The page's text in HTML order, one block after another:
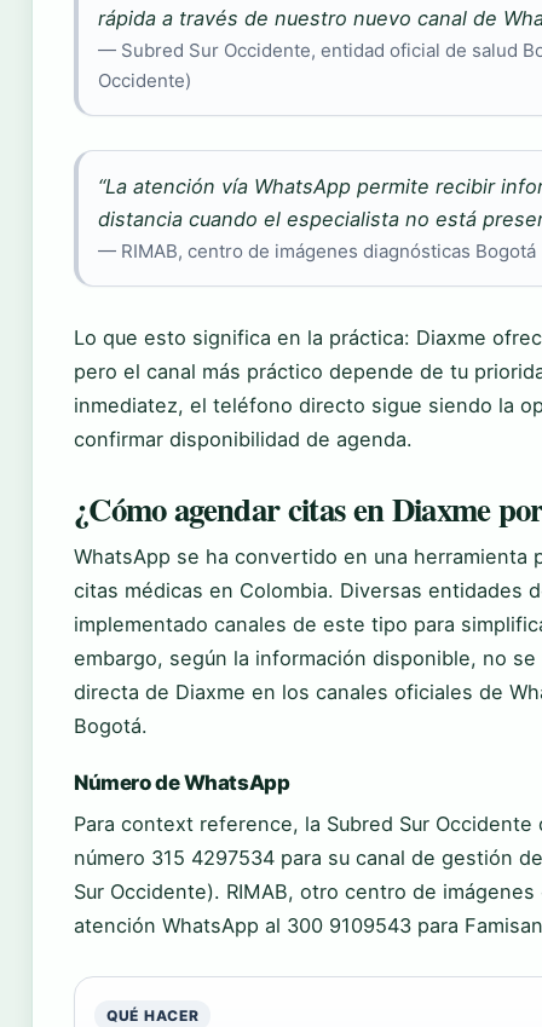
rápida a través de nuestro nuevo canal de
— Subred Sur Occidente, entidad oficial de salud
Occidente)
“La atención vía WhatsApp permite recibir
distancia cuando el especialista no está
— RIMAB, centro de imágenes diagnósticas Bogotá
Lo que esto significa en la práctica: Diaxme
pero el canal más práctico depende de tu
inmediatez, el teléfono directo sigue siendo la
confirmar disponibilidad de agenda.
¿Cómo agendar citas en Diaxme
WhatsApp se ha convertido en una herramienta
citas médicas en Colombia. Diversas entidades
implementado canales de este tipo para
embargo, según la información disponible, no
directa de Diaxme en los canales oficiales de
Bogotá.
Número de WhatsApp
Para context reference, la Subred Sur
número 315 4297534 para su canal de gestión
Sur Occidente). RIMAB, otro centro de
atención WhatsApp al 300 9109543 para
QUÉ HACER